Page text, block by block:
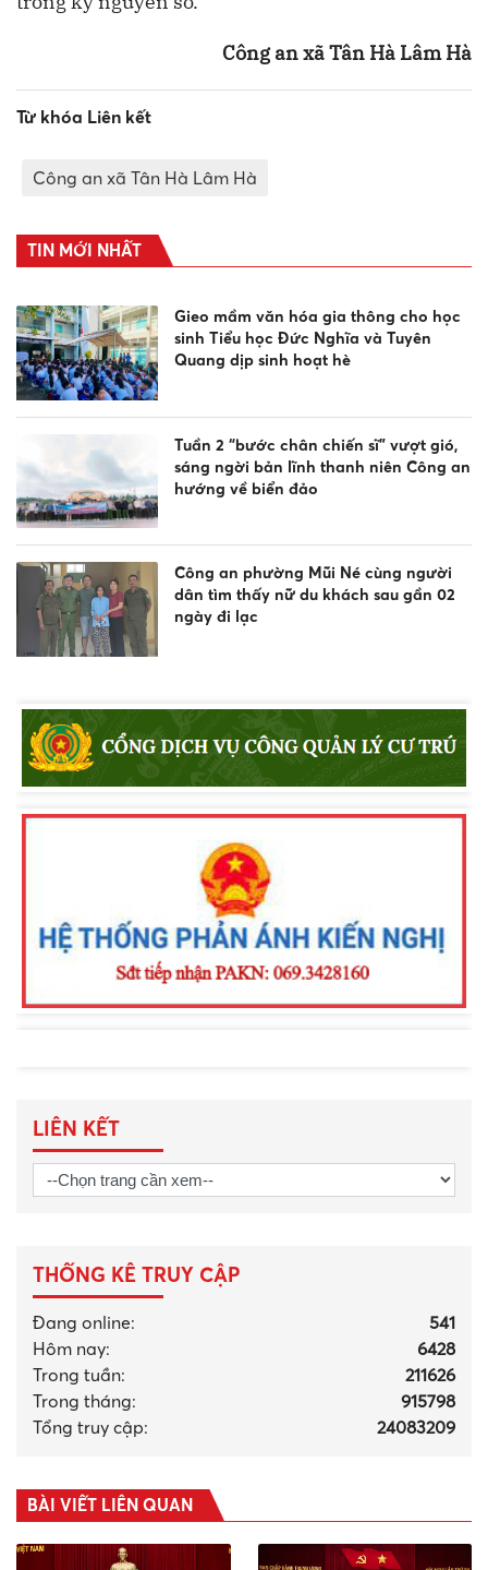
Công an xã Tân Hà Lâm Hà
Từ khóa Liên kết
Công an xã Tân Hà Lâm Hà
TIN MỚI NHẤT
Gieo mầm văn hóa gia thông cho học
sinh Tiểu học Đức Nghĩa và Tuyên
Quang dịp sinh hoạt hè
Tuần 2 “bước chân chiến sĩ” vượt gió,
sáng ngời bản lĩnh thanh niên Công an
hướng về biển đảo
Công an phường Mũi Né cùng người
dân tìm thấy nữ du khách sau gần 02
ngày đi lạc
thông, phòng chống đuối nước và
trợ
phường Nam Gia Nghĩa trong đấu
tranh phòng, chống tội phạm
LIÊN KẾT
THỐNG KÊ TRUY CẬP
Đang online:
541
Hôm nay:
6428
Trong tuần:
211626
Trong tháng:
915798
Tổng truy cập:
24083209
BÀI VIẾT LIÊN QUAN